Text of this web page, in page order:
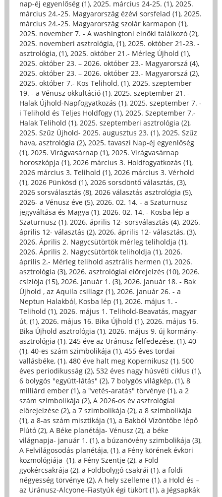
nap-éj egyenlőség (1), 2025. március 24-25. (1), 2025.
március 24.-25. Magyarország ézévi sorsfelad (1), 2025.
március 24.-25. Magyarország szolár karmapon (1),
2025. november 7. - A washingtoni elnöki találkozó (2),
2025. novemberi asztrológia, (1), 2025. október 21-23. -
asztrológia, (1), 2025. október 21.- Mérleg Újhold (1),
2025. október 23. – 2026. október 23.- Magyarorszá (4),
2025. október 23. – 2026. október 23.- Magyarorszá (2),
2025. október 7.- Kos Telihold, (1), 2025. szeptember
19. - a Vénusz okkultáció (1), 2025. szeptember 21. -
Halak Újhold-Napfogyatkozás (1), 2025. szeptember 7. -
i Telihold és Teljes Holdfogy (1), 2025. Szeptember 7.-
Halak Telihold (1), 2025. szeptemberi asztrológia (2),
2025. Szűz Újhold- 2025. augusztus 23. (1), 2025. Szűz
hava, asztrológia (2), 2025. tavaszi Nap-éj egyenlőség
(1), 2025. Virágvasárnap (1), 2025. Virágvasárnap
horoszkópja (1), 2026 március 3. Holdfogyatkozás (1),
2026 március 3. Telihold (1), 2026 március 3. Vérhold
(1), 2026 Pünkösd (1), 2026 sorsdöntő választás, (3),
2026 sorsválasztás (8), 2026 választás asztrológia (5),
2026- a Vénusz éve (5), 2026. 02. 14. - a Szaturnusz
jegyváltása és Magya (1), 2026. 02. 14. - Kosba lép a
Szaturnusz (1), 2026. április 12- sorsválasztás (4), 2026.
április 12- választás (2), 2026. április 12- választás, (3),
2026. Április 2. Nagycsütörtök mérleg teliholdja (1),
2026. Április 2. Nagycsütörtök teliholdja (1), 2026.
április 2.- Mérleg telihold asztrális hermen (1), 2026.
asztrológia (3), 2026. asztrológiai előrejelzés (10), 2026.
csíziója (15), 2026. január 1. (3), 2026. január 18. - Bak
Újhold , az Aquila csillagz (1), 2026. január 26. - a
Neptun Halakból, Kosba lép (1), 2026. május 1. -
Telihold (1), 2026. május 1. Telihold-Beavatás, magyar
út, (1), 2026. május 16. Bika Újhold (1), 2026. május 16.
Bika Újhold asztrológia (1), 2026. május 9. új kormány-
asztrológia (1), 245 éve az Uránusz felfedezése, (1), 40
(1), 40-es szám szimbolikája (1), 455 éves tordai
vallásbéke, (1), 480 éve halt meg Kopernikusz (1), 500
éves periodikusság (2), 532 éves nagy húsvéti ciklus (1),
6 bolygós "együtt-látás" (2), 7 bolygós világkép, (1), 8
milliárd ember (1), a "vetés-aratás" törvénye (1), a 2
szám szimbolikája (2), A 2026-os év asztrológiai
előrejelzése (2), a 7 szimbolikája (2), a 8 szimbolikája
(1), a 8-as szám misztikája (1), a Bakból Vízöntőbe lépő
Plútó (2), A Béke planétája- Vénusz (2), a béke
világnapja- január 1. (1), a búzanövény szimbolikája (3),
A Felvilágosodás planétája, (1), a Fény körének évköri
kozmológiája (1), a Fény Szentje (2), a Föld
gyökércsakrája (2), a Földbolygó csakrái (1), a földi
négyesség törvénye (2), A hely szelleme (1), a Hold és –
az Uránusz-Alcyone-Fiastyúk égi tükört (1), a Jégsapkák